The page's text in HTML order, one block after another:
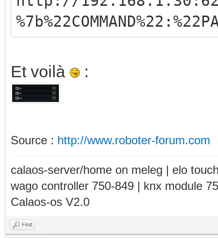
Et voilà :
Source : http://www.roboter-forum.com
calaos-server/home on meleg | elo
wago controller 750-849 | knx module
Calaos-os V2.0
Find